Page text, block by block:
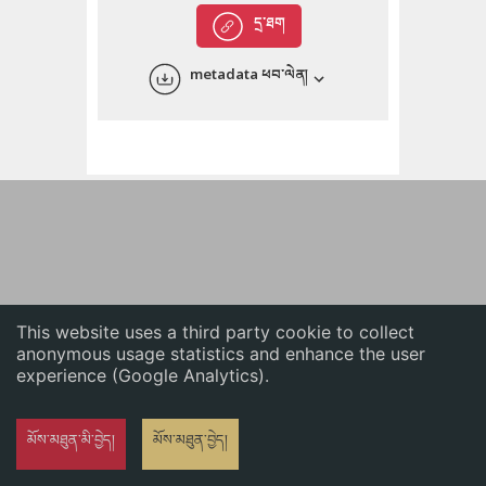
This website uses a third party cookie to collect
anonymous usage statistics and enhance the user
experience (Google Analytics).
མོས་མཐུན་མི་བྱེད། མོས་མཐུན་བྱེད།
English
དྲ་ཐག
metadata ཕབ་ལེན།